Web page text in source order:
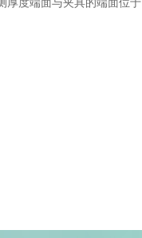
厚度端面与夹具的端面位于